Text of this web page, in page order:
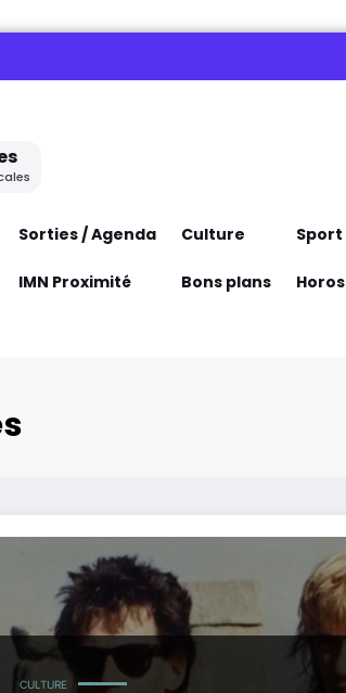
Sorties / Agenda Culture Sport
IMN Proximité Bons plans
CULTURE